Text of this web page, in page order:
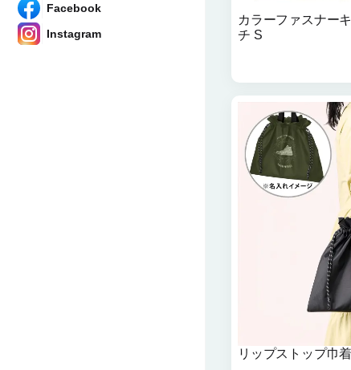
Facebook
Instagram
カラーファスナー
チ S
リップストップ巾